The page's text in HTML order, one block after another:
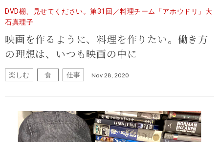
DVD棚、見せてください。第31回／料理チーム「アホウドリ」大
石真理子
映画を作るように、料理を作りたい。働き方
の理想は、いつも映画の中に
楽しむ 食 仕事 Nov 28, 2020